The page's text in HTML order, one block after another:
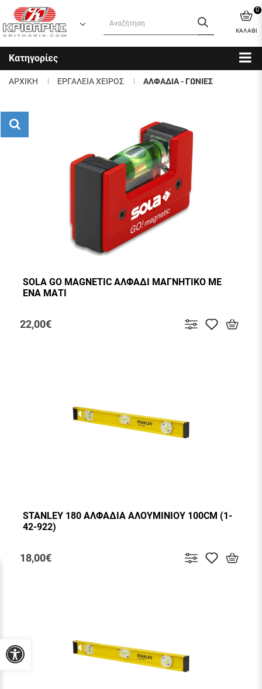
ΚΑΛΑΘΙ
0
Κατηγορίες
ΑΡΧΙΚΗ ΕΡΓΑΛΕΙΑ ΧΕΙΡΟΣ ΑΛΦΑΔΙΑ - ΓΩΝΙΕΣ
SOLA GO MAGNETIC ΑΛΦΑΔΙ ΜΑΓΝΗΤΙΚΟ ΜΕ
ΕΝΑ ΜΑΤΙ
22,00€
STANLEY 180 ΑΛΦΑΔΙΑ ΑΛΟΥΜΙΝΙΟΥ 100CM (1-
42-922)
18,00€
Προσβασιμότητα